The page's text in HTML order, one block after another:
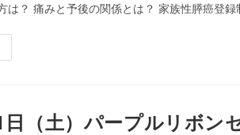
は？ 痛みと予後の関係とは？ 家族性膵癌登
） （土）パープルリボン